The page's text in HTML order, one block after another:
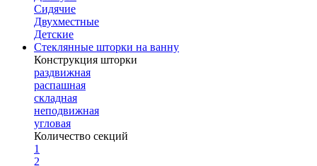
Сидячие
Двухместные
Детские
Стеклянные шторки на ванну
Конструкция шторки
раздвижная
распашная
складная
неподвижная
угловая
Количество секций
1
2